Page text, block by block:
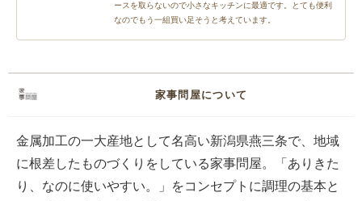
ースを取らないので小さなキッチンに最適です。とても便利
なのでもう一組買い足そうと考えています。
家事問屋について
金属加工の一大産地として名高い新潟県燕三条で、地域
に根差したものづくりをしている家事問屋。「ありきた
り、なのに使いやすい。」をコンセプトに調理の基本と